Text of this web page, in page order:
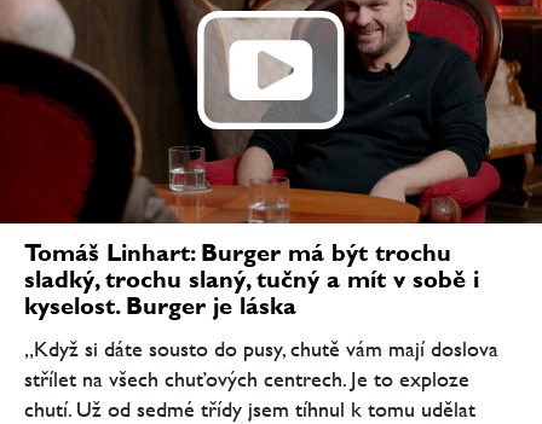
Tomáš Linhart: Burger má být trochu
sladký, trochu slaný, tučný a mít v sobě i
kyselost. Burger je láska
„Když si dáte sousto do pusy, chutě vám mají doslova
střílet na všech chuťových centrech. Je to exploze
chutí. Už od sedmé třídy jsem tíhnul k tomu udělat